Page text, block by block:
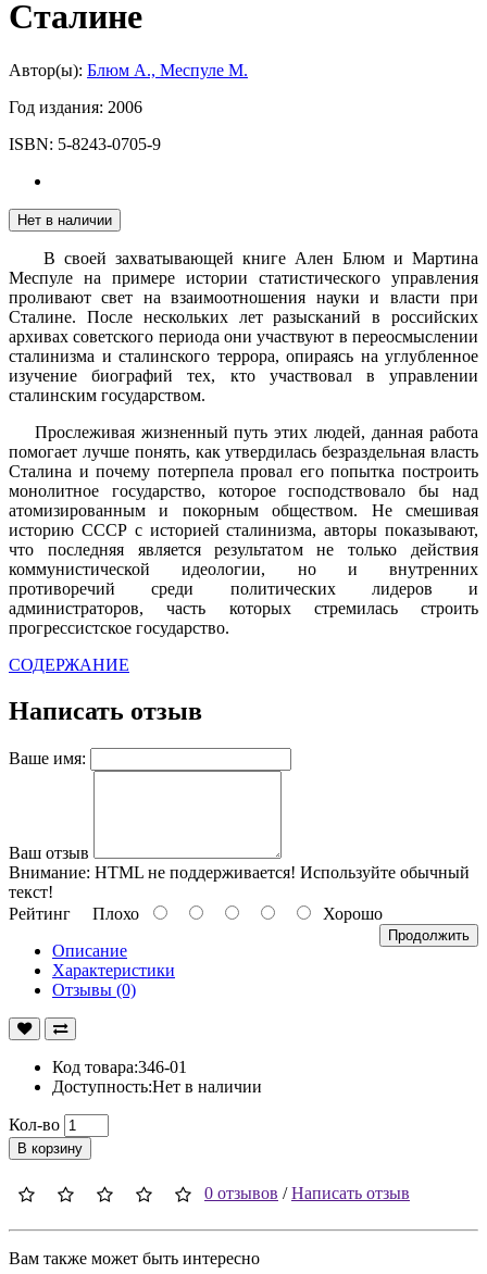
Сталине
Автор(ы): Блюм А., Меспуле М.
Год издания: 2006
ISBN: 5-8243-0705-9
Нет в наличии
В своей захватывающей книге Ален Блюм и Мартина
Меспуле на примере истории статистического управления
проливают свет на взаимоотношения науки и власти при
Сталине. После нескольких лет разысканий в российских
архивах советского периода они участвуют в переосмыслении
сталинизма и сталинского террора, опираясь на углубленное
изучение биографий тех, кто участвовал в управлении
сталинским государством.
Прослеживая жизненный путь этих людей, данная работа
помогает лучше понять, как утвердилась безраздельная власть
Сталина и почему потерпела провал его попытка построить
монолитное государство, которое господствовало бы над
атомизированным и покорным обществом. Не смешивая
историю СССР с историей сталинизма, авторы показывают,
что последняя является результатом не только действия
коммунистической идеологии, но и внутренних
противоречий среди политических лидеров и
администраторов, часть которых стремилась строить
прогрессистское государство.
СОДЕРЖАНИЕ
Написать отзыв
Ваше имя:
Ваш отзыв
Внимание: HTML не поддерживается! Используйте обычный
текст!
Рейтинг Плохо Хорошо
Продолжить
Описание
Характеристики
Отзывы (0)
Код товара:346-01
Доступность:Нет в наличии
Кол-во
В корзину
0 отзывов /Написать отзыв
Вам также может быть интересно